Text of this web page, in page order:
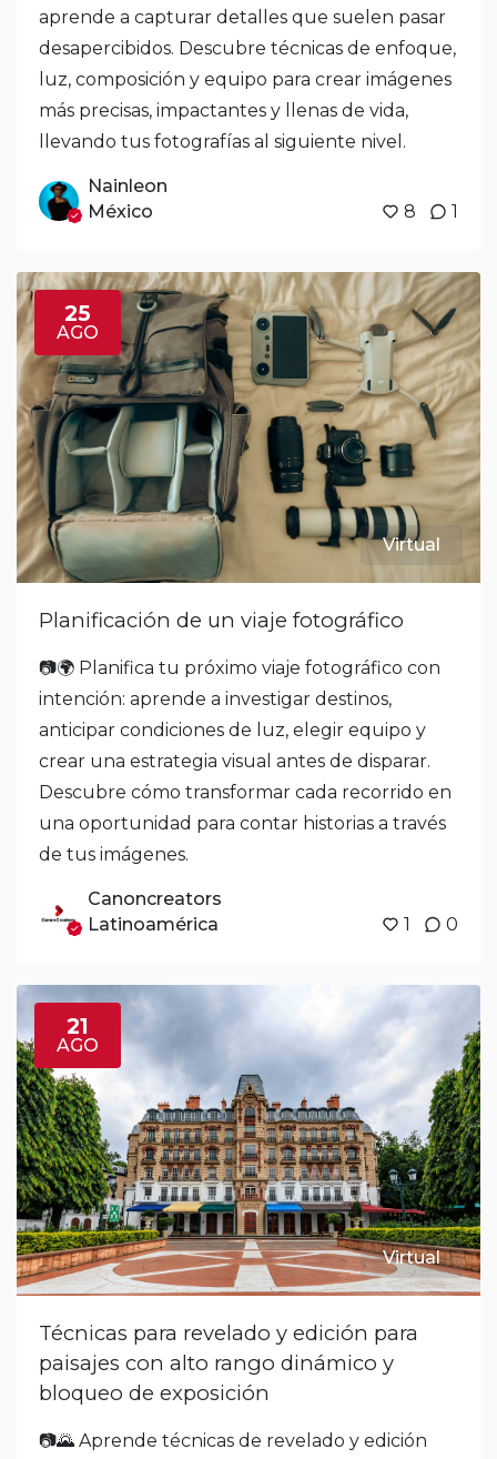
aprende a capturar detalles que suelen pasar
desapercibidos. Descubre técnicas de enfoque,
luz, composición y equipo para crear imágenes
más precisas, impactantes y llenas de vida,
llevando tus fotografías al siguiente nivel.
Nainleon
México
8 1
25
AGO
Virtual
Planificación de un viaje fotográfico
📷🌍 Planifica tu próximo viaje fotográfico con
intención: aprende a investigar destinos,
anticipar condiciones de luz, elegir equipo y
crear una estrategia visual antes de disparar.
Descubre cómo transformar cada recorrido en
una oportunidad para contar historias a través
de tus imágenes.
Canoncreators
Latinoamérica
1 0
21
AGO
Virtual
Técnicas para revelado y edición para
paisajes con alto rango dinámico y
bloqueo de exposición
📷🌄 Aprende técnicas de revelado y edición